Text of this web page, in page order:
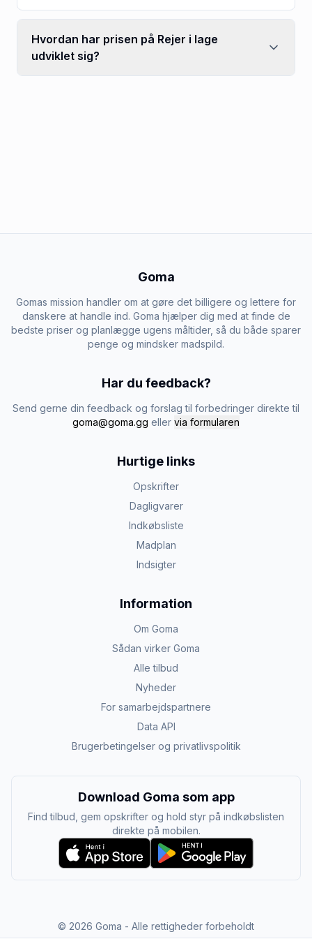
Hvordan har prisen på Rejer i lage
udviklet sig?
Goma
Gomas mission handler om at gøre det billigere og lettere for
danskere at handle ind. Goma hjælper dig med at finde de
bedste priser og planlægge ugens måltider, så du både sparer
penge og mindsker madspild.
Har du feedback?
Send gerne din feedback og forslag til forbedringer direkte til
goma@goma.gg eller via formularen
Hurtige links
Opskrifter
Dagligvarer
Indkøbsliste
Madplan
Indsigter
Information
Om Goma
Sådan virker Goma
Alle tilbud
Nyheder
For samarbejdspartnere
Data API
Brugerbetingelser og privatlivspolitik
Download Goma som app
Find tilbud, gem opskrifter og hold styr på indkøbslisten
direkte på mobilen.
© 2026 Goma - Alle rettigheder forbeholdt